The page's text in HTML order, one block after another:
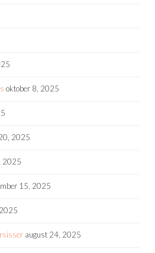
oktober 8, 2025
2025
2025
15, 2025
august 24, 2025